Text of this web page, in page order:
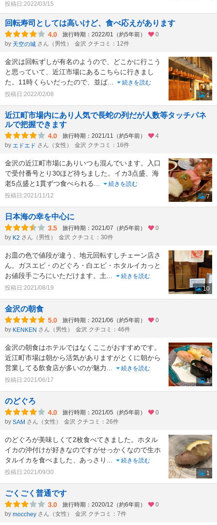
投稿日:2022/03/15
回転寿司としては高いけど、食べ応えがあります
4.0 旅行時期：2022/01（約5年前）
0
by 天空の城 さん（男性） 金沢 クチコミ：12件
金沢は回転ずしが有名のようので、どこかに行こう
と思っていて、近江市場にあるこちらに行きまし
た。11時くらいだったので、並ば
続きを読む
投稿日:2022/02/08
1
近江町市場内にあり人気で長蛇の列だが人数等タッチパネ
ルで把握できます
4.0 旅行時期：2021/11（約5年前）
4
by エドエド さん（女性） 金沢 クチコミ：16件
金沢の近江町市場にありいつも混んでいます。入口
で受付番号とり30ほど待ちました。イカ3点盛、海
老5点盛と1貫ずつ食べられる
続きを読む
投稿日:2021/11/12
7
日本海の幸を中心に
3.5 旅行時期：2021/07（約5年前）
0
by K2 さん（男性） 金沢 クチコミ：30件
お皿の色で値段が違う、地元回転すしチェーン店さ
ん。ガスエビ・のどぐろ・白エビ・ホタルイカっと
お値段手ごろにいただけます。土
続きを読む
投稿日:2021/08/19
10
金沢の朝食
5.0 旅行時期：2021/06（約5年前）
0
by KENKEN さん（男性） 金沢 クチコミ：46件
金沢の朝食はホテルではなくここがおすすめです。
近江町市場は朝から活気がありますがとくに朝から
営業してる飲食店が多いのが魅力
続きを読む
投稿日:2021/06/17
1
のどぐろ
4.0 旅行時期：2021/05（約5年前）
0
by SAM さん（女性） 金沢 クチコミ：26件
のどぐろが美味しくて2枚食べてきました。ホタル
イカの沖付けが好きなのですがせっかくなので生ホ
タルイカを食べました、あっさり
続きを読む
投稿日:2021/09/30
1
ごくごく普通です
3.0 旅行時期：2020/12（約6年前）
0
by mocchey さん（女性） 金沢 クチコミ：7件